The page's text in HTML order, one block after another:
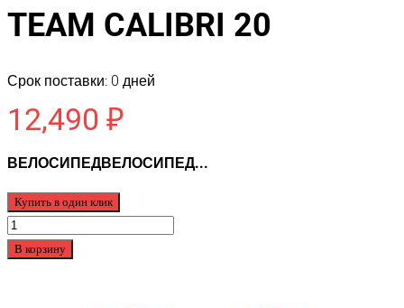
TEAM CALIBRI 20
Срок поставки: 0 дней
12,490 ₽
ВЕЛОСИПЕДВЕЛОСИПЕД...
Купить в один клик
Количество
товара
В корзину